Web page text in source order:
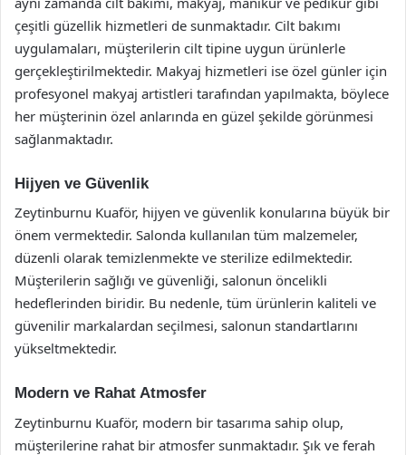
çeşitli güzellik hizmetleri de sunmaktadır. Cilt bakımı
uygulamaları, müşterilerin cilt tipine uygun ürünlerle
gerçekleştirilmektedir. Makyaj hizmetleri ise özel günler için
profesyonel makyaj artistleri tarafından yapılmakta, böylece
her müşterinin özel anlarında en güzel şekilde görünmesi
sağlanmaktadır.
Hijyen ve Güvenlik
Zeytinburnu Kuaför, hijyen ve güvenlik konularına büyük bir
önem vermektedir. Salonda kullanılan tüm malzemeler,
düzenli olarak temizlenmekte ve sterilize edilmektedir.
Müşterilerin sağlığı ve güvenliği, salonun öncelikli
hedeflerinden biridir. Bu nedenle, tüm ürünlerin kaliteli ve
güvenilir markalardan seçilmesi, salonun standartlarını
yükseltmektedir.
Modern ve Rahat Atmosfer
Zeytinburnu Kuaför, modern bir tasarıma sahip olup,
müşterilerine rahat bir atmosfer sunmaktadır. Şık ve ferah